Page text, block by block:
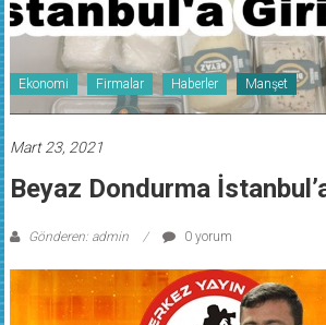
Ekonomi Firmalar Haberler Manşet
Mart 23, 2021
Beyaz Dondurma
Gönderen: admin 0 yorum